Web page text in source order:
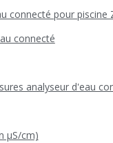
connecté pour
connecté
analyseur d'eau
µS/cm)